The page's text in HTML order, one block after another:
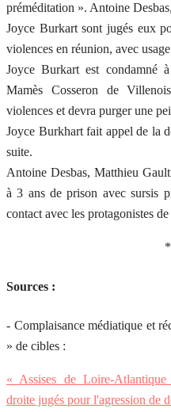
préméditation ». Antoine
Joyce Burkart sont jugés eux
violences en réunion, avec
Joyce Burkart est condamné
Mamès Cosseron de
violences et devra purger une
Joyce Burkhart fait appel de la
suite.
Antoine Desbas, Matthieu
à 3 ans de prison avec sursis
contact avec les protagonistes
Sources :
- Complaisance médiatique et
» de cibles :
« Assises de Loire-
droite jugés pour l'agression de